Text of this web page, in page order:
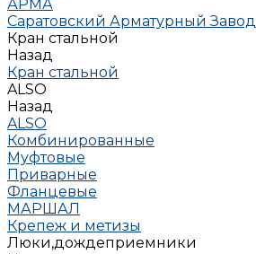
АРМА
Саратовский Арматурный Завод
Кран стальной
Назад
Кран стальной
ALSO
Назад
ALSO
Комбинированные
Муфтовые
Приварные
Фланцевые
МАРШАЛ
Крепеж и метизы
Люки,дождеприемники